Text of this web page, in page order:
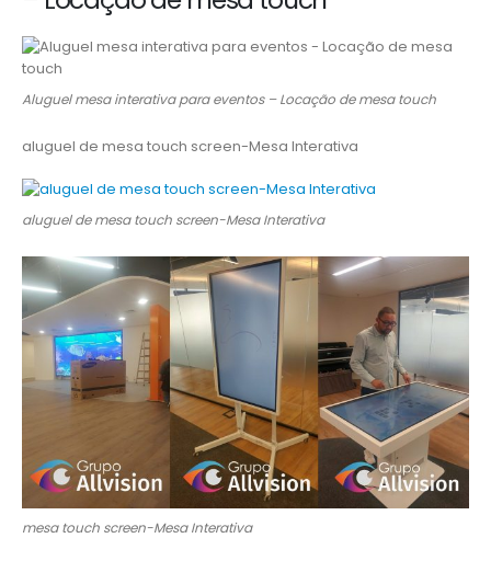
Aluguel mesa interativa para eventos – Locação de mesa touch
aluguel de mesa touch screen-Mesa Interativa
aluguel de mesa touch screen-Mesa Interativa
mesa touch screen-Mesa Interativa